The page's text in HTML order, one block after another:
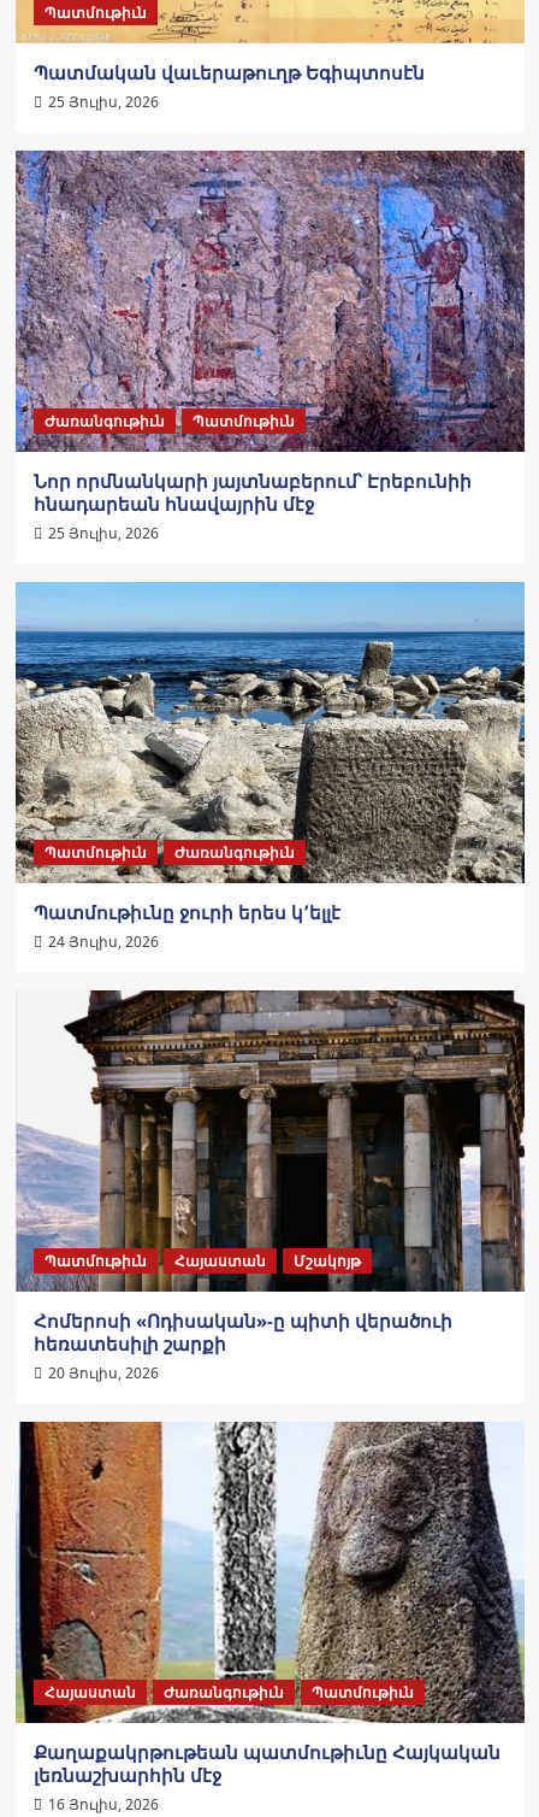
Պատմութիւն
Պատմական վաւերաթուղթ Եգիպտոսէն
25 Յուլիս, 2026
Ժառանգութիւն Պատմութիւն
Նոր որմնանկարի յայտնաբերում՝ Էրեբունիի
հնադարեան հնավայրին մէջ
25 Յուլիս, 2026
Պատմութիւն Ժառանգութիւն
Պատմութիւնը ջուրի երես կ՚ելլէ
24 Յուլիս, 2026
Պատմութիւն Հայաստան Մշակոյթ
Հոմերոսի «Ոդիսական»-ը պիտի վերածուի
հեռատեսիլի շարքի
20 Յուլիս, 2026
Հայաստան Ժառանգութիւն Պատմութիւն
Քաղաքակրթութեան պատմութիւնը Հայկական
լեռնաշխարհին մէջ
16 Յուլիս, 2026